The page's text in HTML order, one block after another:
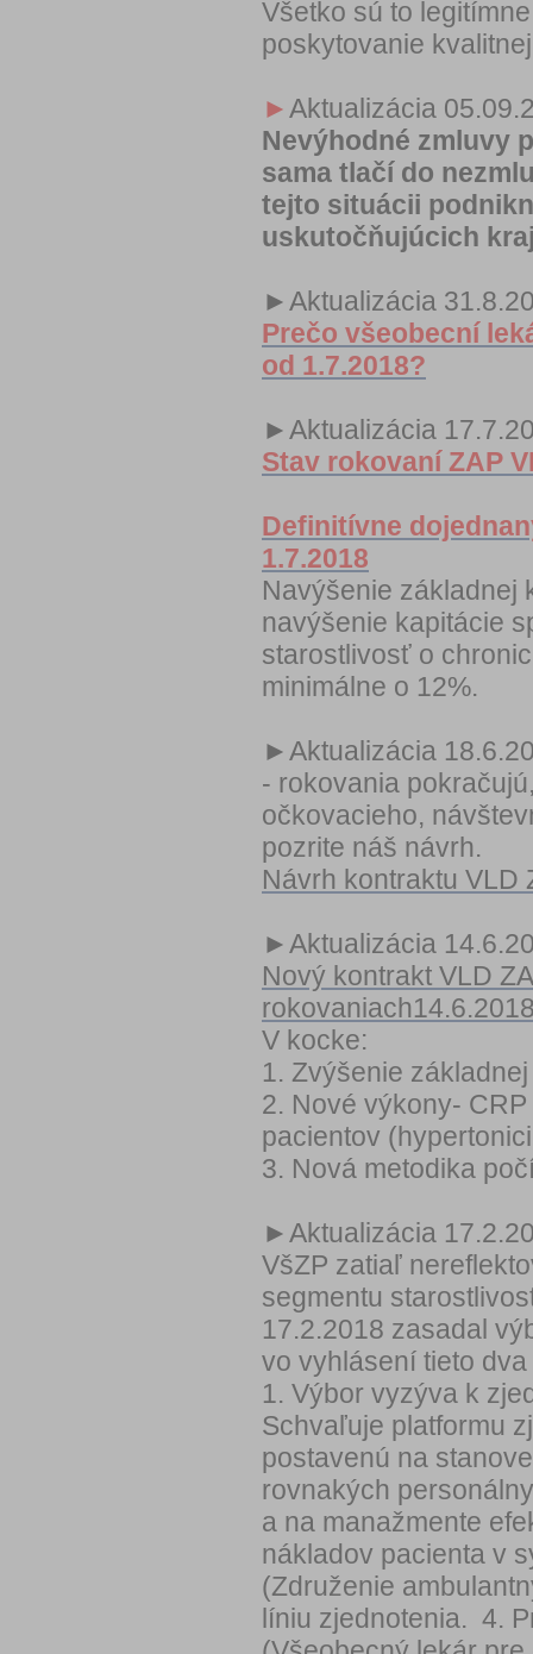
Všetko sú to
poskytovanie
►Aktualizácia
Nevýhodné zmluvy
sama tlačí do
tejto situácii
uskutočňujúcich
►Aktualizácia
Prečo všeobecní
od 1.7.2018?
►Aktualizácia
Stav rokovaní ZAP
Definitívne
1.7.2018
Navýšenie základnej
navýšenie kapitácie
starostlivosť o
minimálne o 12%.
►Aktualizácia
- rokovania
očkovacieho,
pozrite náš návrh.
Návrh kontraktu VLD
►Aktualizácia
Nový kontrakt VLD
V kocke:
1. Zvýšenie
2. Nové výkony-
pacientov
3. Nová metodika
►Aktualizácia
VšZP zatiaľ
segmentu
17.2.2018 zasadal
vo vyhlásení tieto
1. Výbor vyzýva k
Schvaľuje platformu
postavenú na
rovnakých
a na manažmente
nákladov pacienta v
(Združenie
líniu zjednotenia. 4.